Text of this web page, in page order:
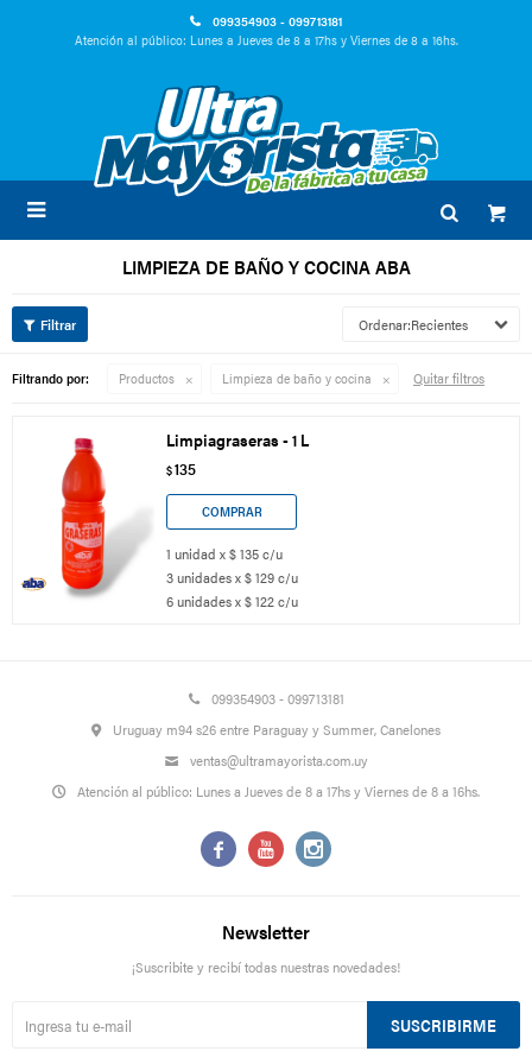
099354903 - 099713181
Atención al público: Lunes a Jueves de 8 a 17hs y Viernes de 8 a 16hs.

LIMPIEZA DE BAÑO Y COCINA ABA
Recientes
Filtrando por: Productos Limpieza de baño y cocina Quitar filtros
Limpiagraseras - 1 L
$135
1 unidad x $ 135 c/u
3 unidades x $ 129 c/u
6 unidades x $ 122 c/u
099354903 - 099713181
Uruguay m94 s26 entre Paraguay y Summer, Canelones
ventas@ultramayorista.com.uy
Atención al público: Lunes a Jueves de 8 a 17hs y Viernes de 8 a 16hs.
  
Newsletter
¡Suscribite y recibí todas nuestras novedades!
SUSCRIBIRME